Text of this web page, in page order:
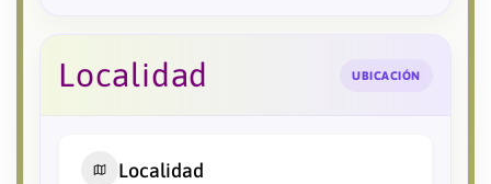
Localidad UBICACIÓN
Localidad